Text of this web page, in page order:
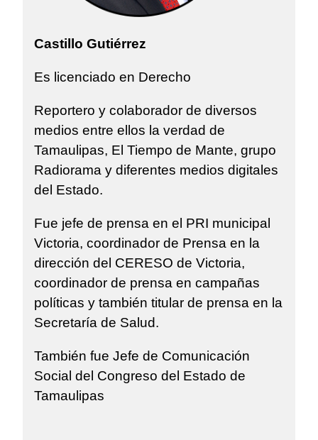
Castillo Gutiérrez
Es licenciado en Derecho
Reportero y colaborador de diversos
medios entre ellos la verdad de
Tamaulipas, El Tiempo de Mante, grupo
Radiorama y diferentes medios digitales
del Estado.
Fue jefe de prensa en el PRI municipal
Victoria, coordinador de Prensa en la
dirección del CERESO de Victoria,
coordinador de prensa en campañas
políticas y también titular de prensa en la
Secretaría de Salud.
También fue Jefe de Comunicación
Social del Congreso del Estado de
Tamaulipas